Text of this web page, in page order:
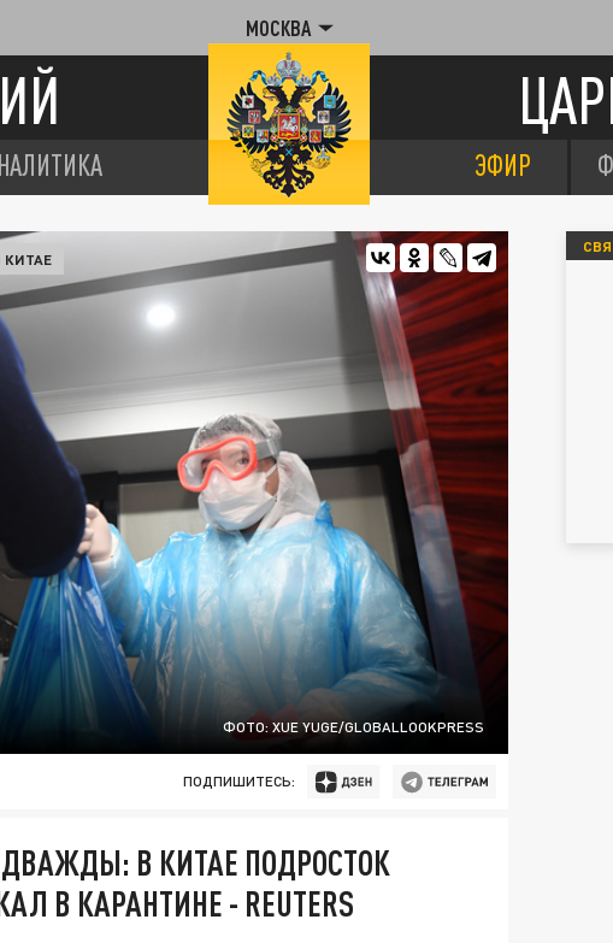
МОСКВА
ЭФИР
ФОТО: XUE YUGE/GLOBALLOOKPRESS
КИТАЕ
ПОДПИШИТЕСЬ:
В КИТАЕ ПОДРОСТОК
В КАРАНТИНЕ - REUTERS